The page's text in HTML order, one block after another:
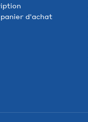
d'achat